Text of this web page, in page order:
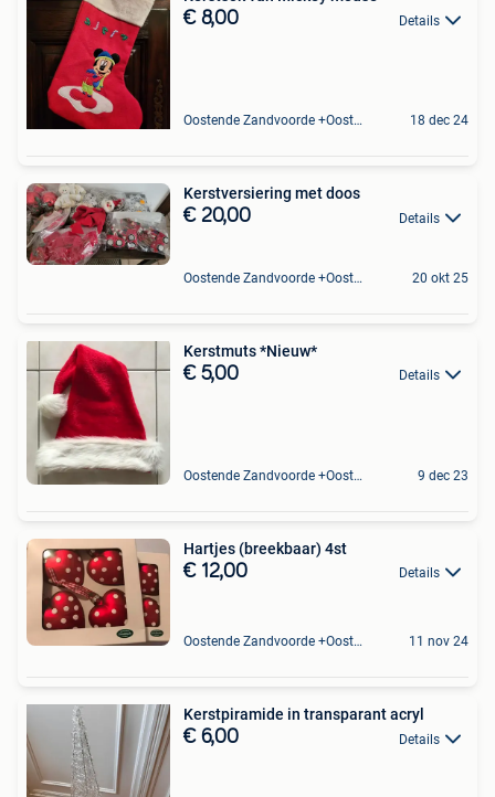
€ 8,00 Details
Oostende Zandvoorde +Oostende 18 dec 24
Kerstversiering met doos
€ 20,00 Details
Oostende Zandvoorde +Oostende 20 okt 25
Kerstmuts *Nieuw*
€ 5,00 Details
Oostende Zandvoorde +Oostende 9 dec 23
Hartjes (breekbaar) 4st
€ 12,00 Details
Oostende Zandvoorde +Oostende 11 nov 24
Kerstpiramide in transparant acryl
€ 6,00 Details